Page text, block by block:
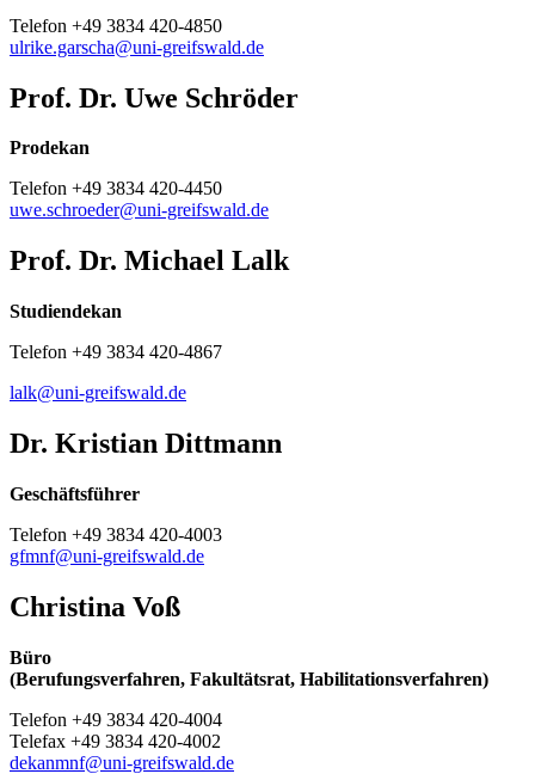
Telefon +49 3834 420-4850
ulrike.garscha@uni-greifswald.de
Prof. Dr. Uwe Schröder
Prodekan
Telefon +49 3834 420-4450
uwe.schroeder@uni-greifswald.de
Prof. Dr. Michael Lalk
Studiendekan
Telefon +49 3834 420-4867
lalk@uni-greifswald.de
Dr. Kristian Dittmann
Geschäftsführer
Telefon +49 3834 420-4003
gfmnf@uni-greifswald.de
Christina Voß
Büro
(Berufungsverfahren, Fakultätsrat, Habilitationsverfahren)
Telefon +49 3834 420-4004
Telefax +49 3834 420-4002
dekanmnf@uni-greifswald.de